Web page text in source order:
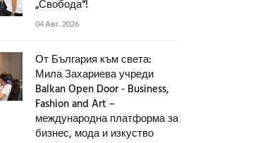
„Свобода“!
04 Авг. 2026
От България към света:
Мила Захариева учреди
Balkan Open Door - Business,
Fashion and Art –
международна платформа за
бизнес, мода и изкуство